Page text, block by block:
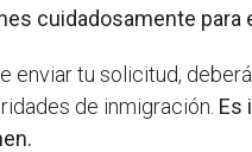
cuidadosamente para
enviar tu solicitud,
de inmigración. Es